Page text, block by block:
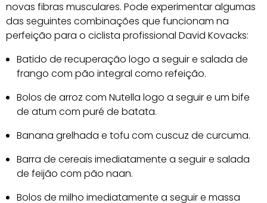
novas fibras musculares. Pode experimentar algumas
das seguintes combinações que funcionam na
perfeição para o ciclista profissional David Kovacks:
Batido de recuperação logo a seguir e salada de
frango com pão integral como refeição.
Bolos de arroz com Nutella logo a seguir e um bife
de atum com puré de batata.
Banana grelhada e tofu com cuscuz de curcuma.
Barra de cereais imediatamente a seguir e salada
de feijão com pão naan.
Bolos de milho imediatamente a seguir e massa